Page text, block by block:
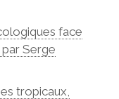
face
Serge
tropicaux,